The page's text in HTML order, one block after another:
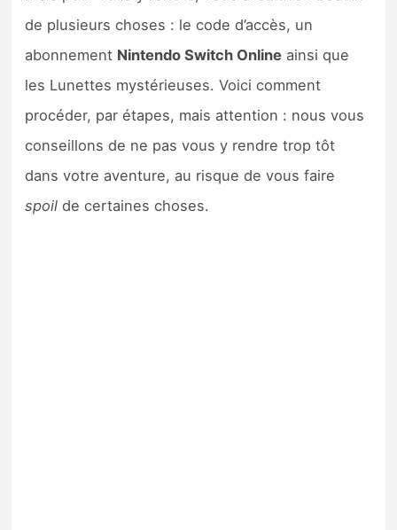
Guides
de plusieurs choses : le code d’accès, un
abonnement Nintendo Switch Online ainsi que
les Lunettes mystérieuses. Voici comment
procéder, par étapes, mais attention : nous vous
conseillons de ne pas vous y rendre trop tôt
dans votre aventure, au risque de vous faire
spoil de certaines choses.